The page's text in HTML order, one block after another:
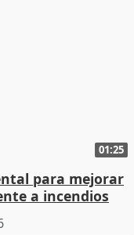
01:25
para mejorar
a incendios